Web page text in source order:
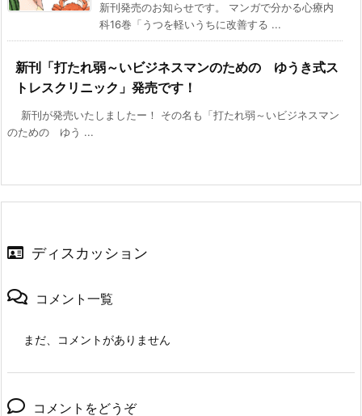
新刊発売のお知らせです。 マンガで分かる心療内
科16巻「うつを軽いうちに改善する ...
新刊「打たれ弱～いビジネスマンのための ゆうき式ス
トレスクリニック」発売です！
新刊が発売いたしましたー！ その名も「打たれ弱～いビジネスマン
のための ゆう ...
ディスカッション
コメント一覧
まだ、コメントがありません
コメントをどうぞ